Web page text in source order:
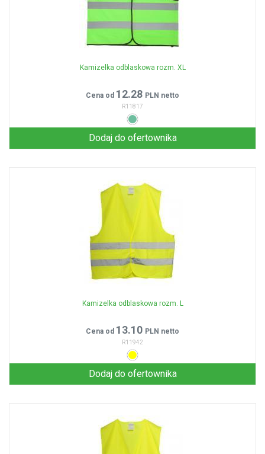
Kamizelka odblaskowa rozm. XL
Cena od 12.28 PLN netto
R11817
Dodaj do ofertownika
Kamizelka odblaskowa rozm. L
Cena od 13.10 PLN netto
R11942
Dodaj do ofertownika